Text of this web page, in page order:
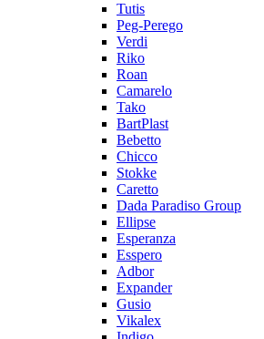
Tutis
Peg-Perego
Verdi
Riko
Roan
Camarelo
Tako
BartPlast
Bebetto
Chicco
Stokke
Caretto
Dada Paradiso Group
Ellipse
Esperanza
Esspero
Adbor
Expander
Gusio
Vikalex